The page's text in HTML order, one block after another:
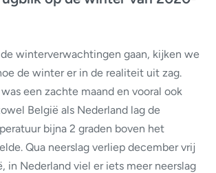
winterverwachtingen gaan, kijken we
de winter er in de realiteit uit zag.
was een zachte maand en vooral ook
België als Nederland lag de
bijna 2 graden boven het
Qua neerslag verliep december vrij
in Nederland viel er iets meer neerslag